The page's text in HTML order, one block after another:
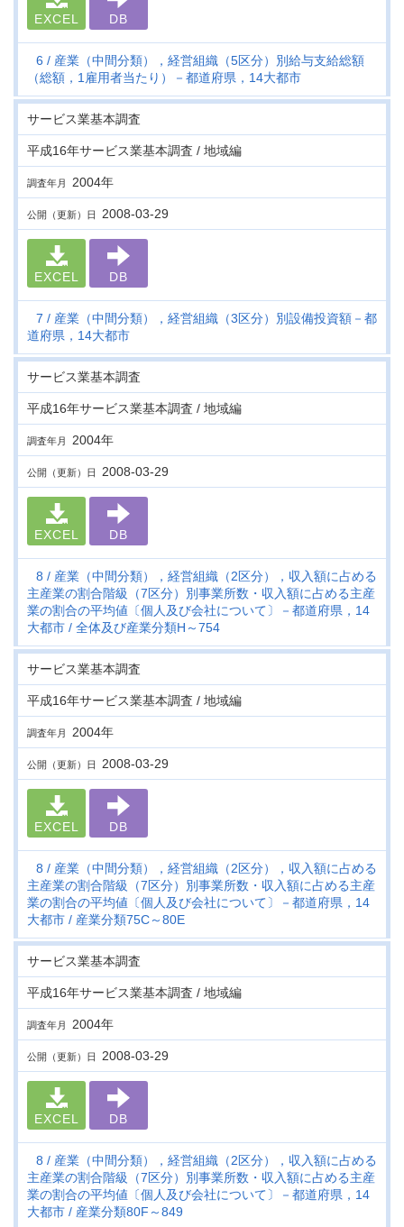
EXCEL DB
6
産業（中間分類），経営組織（5区分）別給与支給総額
（総額，1雇用者当たり）－都道府県，14大都市
サービス業基本調査
平成16年サービス業基本調査 / 地域編
調査年月 2004年
公開（更新）日 2008-03-29
EXCEL DB
7
産業（中間分類），経営組織（3区分）別設備投資額－都
道府県，14大都市
サービス業基本調査
平成16年サービス業基本調査 / 地域編
調査年月 2004年
公開（更新）日 2008-03-29
EXCEL DB
8
産業（中間分類），経営組織（2区分），収入額に占める
主産業の割合階級（7区分）別事業所数・収入額に占める主産
業の割合の平均値〔個人及び会社について〕－都道府県，14
大都市
全体及び産業分類H～754
サービス業基本調査
平成16年サービス業基本調査 / 地域編
調査年月 2004年
公開（更新）日 2008-03-29
EXCEL DB
8
産業（中間分類），経営組織（2区分），収入額に占める
主産業の割合階級（7区分）別事業所数・収入額に占める主産
業の割合の平均値〔個人及び会社について〕－都道府県，14
大都市
産業分類75C～80E
サービス業基本調査
平成16年サービス業基本調査 / 地域編
調査年月 2004年
公開（更新）日 2008-03-29
EXCEL DB
8
産業（中間分類），経営組織（2区分），収入額に占める
主産業の割合階級（7区分）別事業所数・収入額に占める主産
業の割合の平均値〔個人及び会社について〕－都道府県，14
大都市
産業分類80F～849